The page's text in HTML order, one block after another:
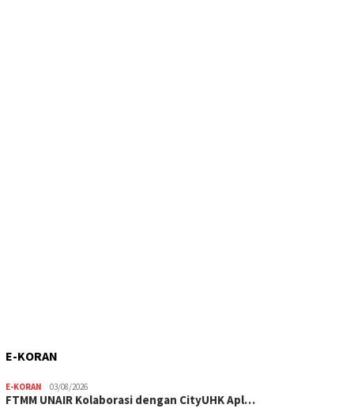
E-KORAN
E-KORAN 03/08/2026
FTMM UNAIR Kolaborasi dengan CityUHK Apl…